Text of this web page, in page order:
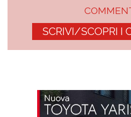
SCRIVI/SCOPRI I